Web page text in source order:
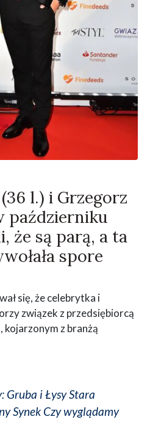
l.) i Grzegorz
październiku
że są parą, a ta
spore
się, że celebrytka i
związek z przedsiębiorcą
kojarzonym z branżą
Gruba i Łysy Stara
Synek Czy wyglądamy